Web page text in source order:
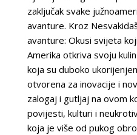
zaključak svake
avanture. Kroz
avanture: Okusi svijeta
Amerika otkriva svoju
koja su duboko
otvorena za inovacije i
zalogaj i gutljaj na ovom
povijesti, kulturi i
koja je više od pukog